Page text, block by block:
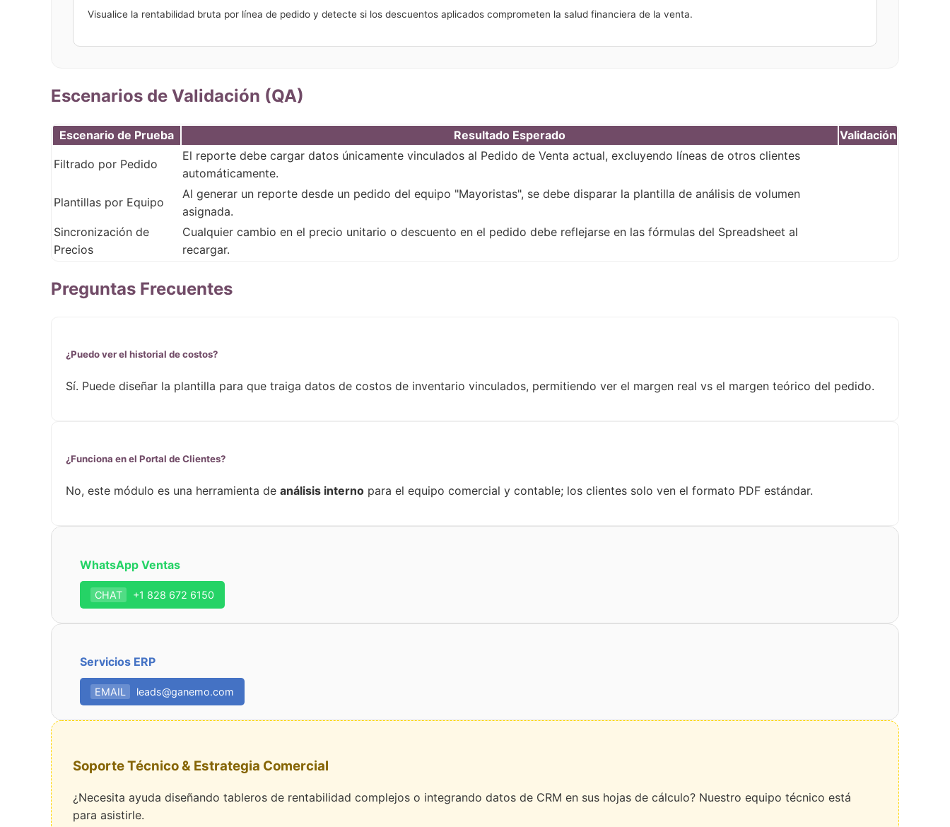
Visualice la rentabilidad bruta por línea de pedido y detecte si los descuentos aplicados comprometen la salud financiera de la venta.
Escenarios de Validación (QA)
Escenario de Prueba Resultado Esperado Validación
Filtrado por Pedido
El reporte debe cargar datos únicamente vinculados al Pedido de Venta actual, excluyendo líneas de otros clientes
automáticamente.
Plantillas por Equipo
Al generar un reporte desde un pedido del equipo "Mayoristas", se debe disparar la plantilla de análisis de volumen
asignada.
Sincronización de
Precios
Cualquier cambio en el precio unitario o descuento en el pedido debe reflejarse en las fórmulas del Spreadsheet al
recargar.
Preguntas Frecuentes
¿Puedo ver el historial de costos?
Sí. Puede diseñar la plantilla para que traiga datos de costos de inventario vinculados, permitiendo ver el margen real vs el margen teórico del pedido.
¿Funciona en el Portal de Clientes?
No, este módulo es una herramienta de análisis interno para el equipo comercial y contable; los clientes solo ven el formato PDF estándar.
WhatsApp Ventas
CHAT +1 828 672 6150
Servicios ERP
EMAIL leads@ganemo.com
Soporte Técnico & Estrategia Comercial
¿Necesita ayuda diseñando tableros de rentabilidad complejos o integrando datos de CRM en sus hojas de cálculo? Nuestro equipo técnico está
para asistirle.